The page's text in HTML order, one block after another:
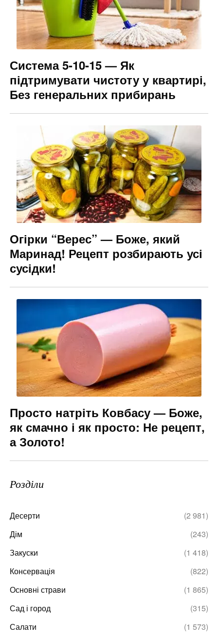
Система 5-10-15 — Як
підтримувати чистоту у квартирі,
Без генеральних прибирань
Огірки “Верес” — Боже, який
Маринад! Рецепт розбирають усі
сусідки!
Просто натріть Ковбасу — Боже,
як смачно і як просто: Не рецепт,
а Золото!
Розділи
Десерти
(2 981)
Дім
(243)
Закуски
(1 418)
Консервація
(822)
Основні страви
(1 865)
Сад і город
(315)
Салати
(1 573)